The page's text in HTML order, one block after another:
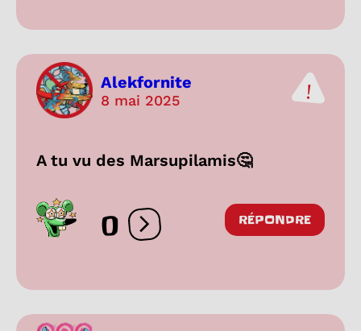
Alekfornite
8 mai 2025
A tu vu des Marsupilamis🤔
0 Ouvrir les réactions
RÉPONDRE